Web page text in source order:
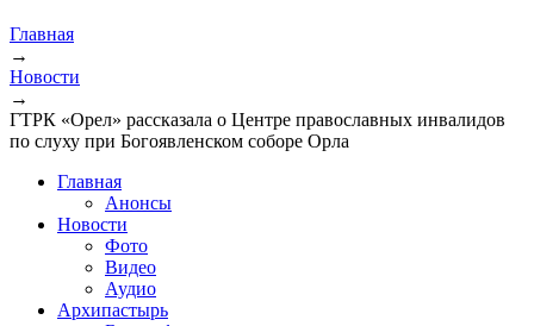
Главная
→
Новости
→
ГТРК «Орел» рассказала о Центре православных инвалидов
по слуху при Богоявленском соборе Орла
Главная
Анонсы
Новости
Фото
Видео
Аудио
Архипастырь